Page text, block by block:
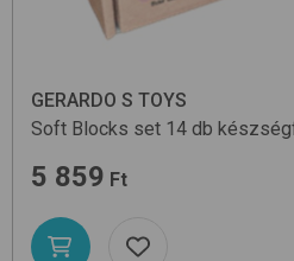
GERARDO S TOYS
Soft Blocks set 14 db
5 859 Ft